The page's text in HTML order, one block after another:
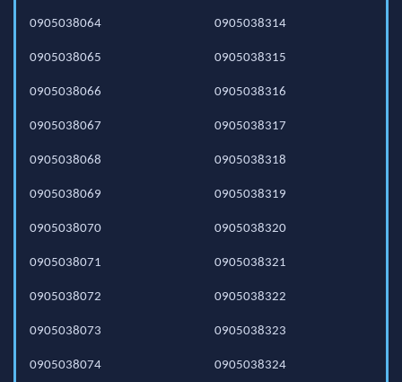
0905038064
0905038065
0905038066
0905038067
0905038068
0905038069
0905038070
0905038071
0905038072
0905038073
0905038074
0905038314
0905038315
0905038316
0905038317
0905038318
0905038319
0905038320
0905038321
0905038322
0905038323
0905038324